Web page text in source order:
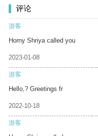
评论
游客
Horny Shriya called you
2023-01-08
游客
Hello,? Greetings fr
2022-10-18
游客